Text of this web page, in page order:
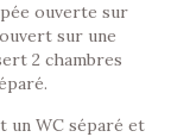
ouverte sur
sur une
2 chambres
un WC séparé et